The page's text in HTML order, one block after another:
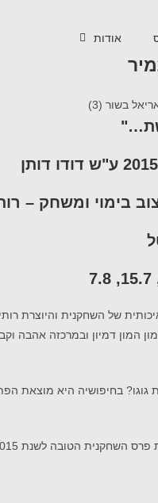
אודות
בימוי ומשחק –
של השחקנית והיוצרת
המון דמיון ובמרכזה
בחיפושיה היא מוצאת